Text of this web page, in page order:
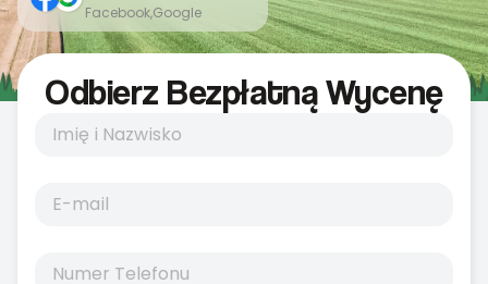
Facebook,Google
Odbierz Bezpłatną Wycenę